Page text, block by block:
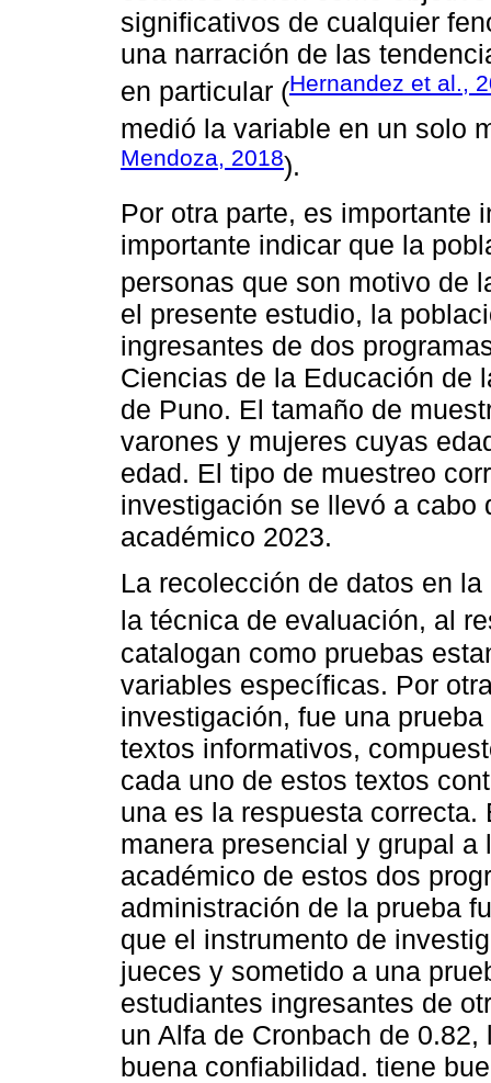
significativos de cualquier
una narración de las
en particular (Hernandez et al.,
medió la variable en un solo
Mendoza, 2018).
Por otra parte, es importante
importante indicar que la
personas que son motivo de
el presente estudio, la
ingresantes de dos
Ciencias de la Educación de
de Puno. El tamaño de
varones y mujeres cuyas
edad. El tipo de muestreo
investigación se llevó a cabo
académico 2023.
La recolección de datos en
la técnica de evaluación, al
catalogan como pruebas
variables específicas. Por
investigación, fue una
textos informativos,
cada uno de estos textos
una es la respuesta
manera presencial y grupal
académico de estos dos
administración de la prueba
que el instrumento de
jueces y sometido a una
estudiantes ingresantes de
un Alfa de Cronbach de
buena confiabilidad. tiene